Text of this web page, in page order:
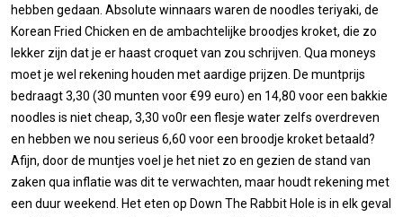
hebben gedaan. Absolute winnaars waren de noodles teriyaki, de
Korean Fried Chicken en de ambachtelijke broodjes kroket, die zo
lekker zijn dat je er haast croquet van zou schrijven. Qua moneys
moet je wel rekening houden met aardige prijzen. De muntprijs
bedraagt 3,30 (30 munten voor €99 euro) en 14,80 voor een bakkie
noodles is niet cheap, 3,30 vo0r een flesje water zelfs overdreven
en hebben we nou serieus 6,60 voor een broodje kroket betaald?
Afijn, door de muntjes voel je het niet zo en gezien de stand van
zaken qua inflatie was dit te verwachten, maar houdt rekening met
een duur weekend. Het eten op Down The Rabbit Hole is in elk geval